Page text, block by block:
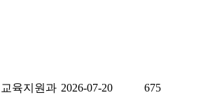
교육지원과 2026-07-20 675